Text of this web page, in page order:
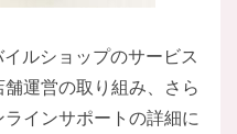
ルショップのサービス
運営の取り組み、さら
インサポートの詳細に